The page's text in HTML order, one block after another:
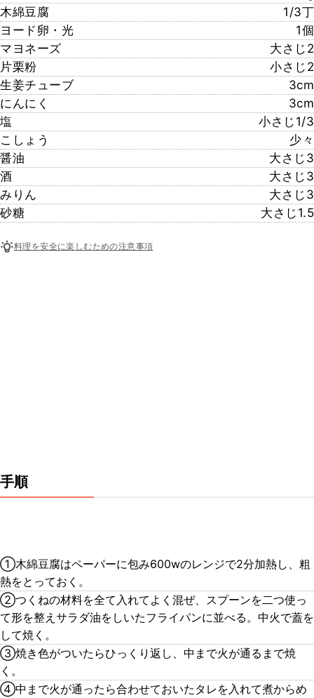
木綿豆腐
1/3丁
ヨード卵・光
1個
マヨネーズ
大さじ2
片栗粉
小さじ2
生姜チューブ
3cm
にんにく
3cm
塩
小さじ1/3
こしょう
少々
醤油
大さじ3
酒
大さじ3
みりん
大さじ3
砂糖
大さじ1.5
料理を安全に楽しむための注意事項
手順
①木綿豆腐はペーパーに包み600wのレンジで2分加熱し、粗
熱をとっておく。
②つくねの材料を全て入れてよく混ぜ、スプーンを二つ使っ
て形を整えサラダ油をしいたフライパンに並べる。中火で蓋を
して焼く。
③焼き色がついたらひっくり返し、中まで火が通るまで焼
く。
④中まで火が通ったら合わせておいたタレを入れて煮からめ